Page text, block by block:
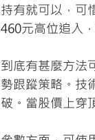
持有就可以，可
460元高位追入
到底有甚麼方法
勢跟蹤策略。技
破。當股價上穿